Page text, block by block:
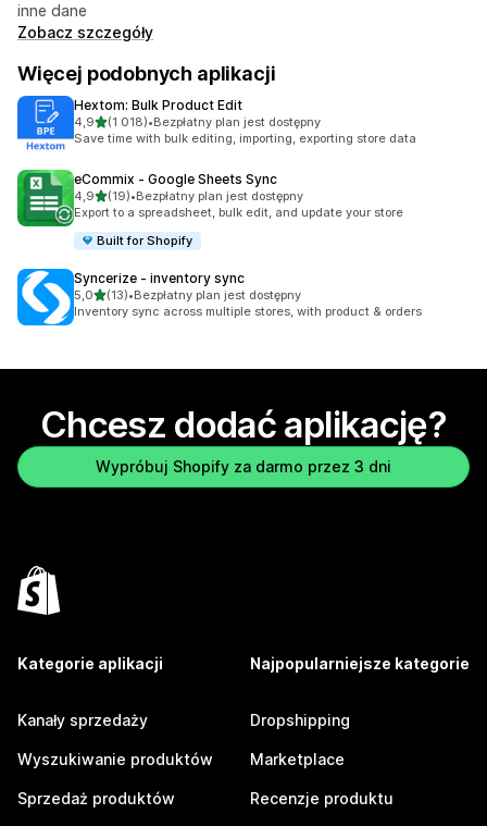
inne dane
Zobacz szczegóły
Więcej podobnych aplikacji
Hextom: Bulk Product Edit
4,9na 5 gwiazdek
(1 018)
Łączna liczba recenzji: 1018
•Bezpłatny plan jest dostępny
Save time with bulk editing, importing, exporting store data
eCommix ‑ Google Sheets Sync
4,9na 5 gwiazdek
(19)
Łączna liczba recenzji: 19
•Bezpłatny plan jest dostępny
Export to a spreadsheet, bulk edit, and update your store
Built for Shopify
Syncerize ‑ inventory sync
5,0na 5 gwiazdek
(13)
Łączna liczba recenzji: 13
•Bezpłatny plan jest dostępny
Inventory sync across multiple stores, with product & orders
Chcesz dodać aplikację?
Wypróbuj Shopify za darmo przez 3 dni
Kategorie aplikacji
Kanały sprzedaży
Wyszukiwanie produktów
Sprzedaż produktów
Najpopularniejsze kategorie
Dropshipping
Marketplace
Recenzje produktu